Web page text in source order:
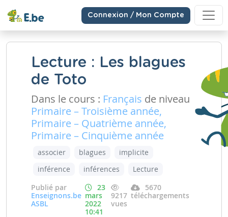
Connexion / Mon Compte
Lecture : Les blagues
de Toto
Dans le cours : Français de niveau
Primaire – Troisième année,
Primaire – Quatrième année,
Primaire – Cinquième année
associer blagues
implicite
inférence
inférences
Lecture
Publié par
Enseignons.be
ASBL
23
mars
2022
10:41
9217
vues
5670
téléchargements